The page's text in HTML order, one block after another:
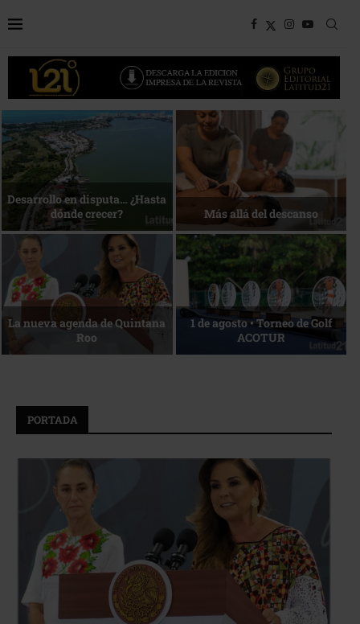
Bottega, un viaje servido a la
mesa
Energía que Impulsa la
competitividad
Reconocimiento de viajeros La esencia del servicio
PORTADA